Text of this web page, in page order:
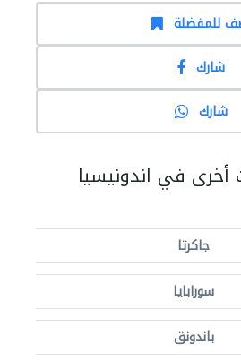
للمفضلة
شارك
شارك
في اندونيسيا
جاكرتا
سورابايا
باندونق